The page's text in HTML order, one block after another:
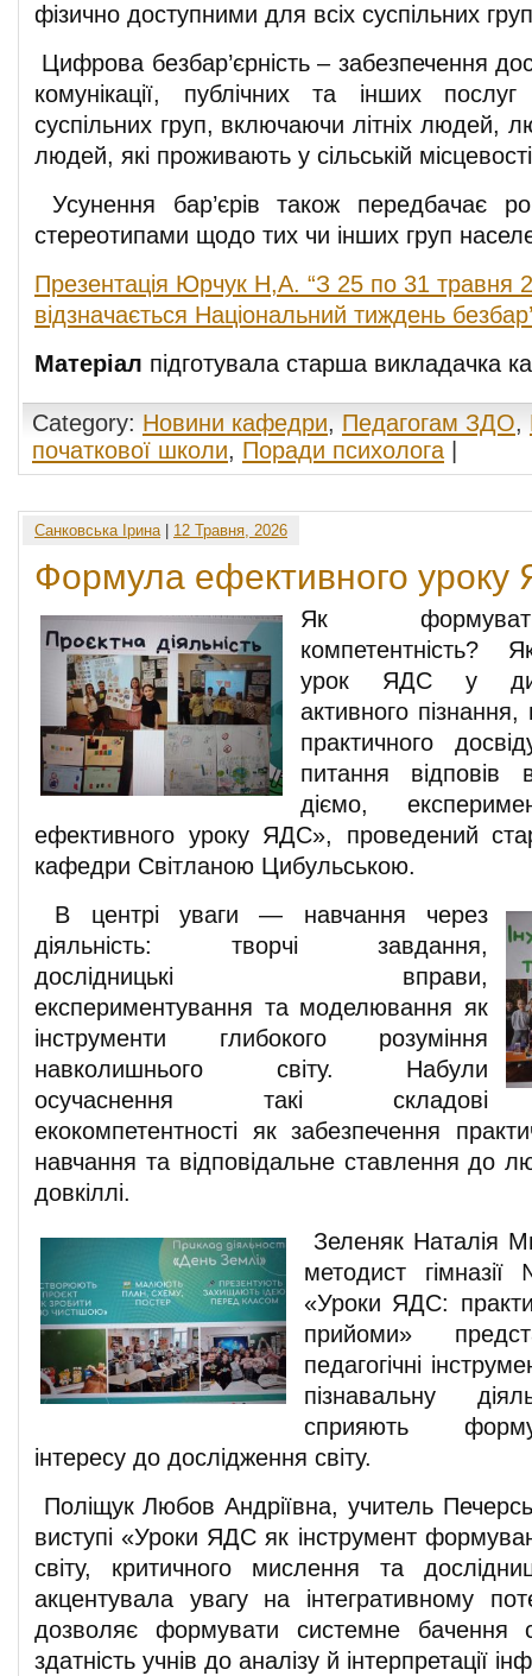
фізично доступними для всіх суспільних
Цифрова безбар’єрність – забезпечення
комунікації, публічних та інших
суспільних груп, включаючи літніх людей,
людей, які проживають у сільській
Усунення бар’єрів також передбачає
стереотипами щодо тих чи інших груп
Презентація Юрчук Н,А. “З 25 по 31 травня
відзначається Національний тиждень
Матеріал підготувала старша викладачка
Category: Новини кафедри, Педагогам ЗДО,
початкової школи, Поради психолога
Санковська Ірина| 12 Травня, 2026
Формула ефективного
Як
компетентність?
урок ЯДС у
активного пізнання,
практичного
питання відповів
діємо,
ефективного уроку ЯДС», проведений
кафедри Світланою Цибульською.
В центрі уваги — навчання через
діяльність: творчі завдання,
дослідницькі вправи,
експериментування та моделювання як
інструменти глибокого розуміння
навколишнього світу. Набули
осучаснення такі складові
екокомпетентності як забезпечення
навчання та відповідальне ставлення до
довкіллі.
Зеленяк Наталія
методист
«Уроки ЯДС:
прийоми»
педагогічні
пізнавальну
сприяють
інтересу до дослідження світу.
Поліщук Любов Андріївна, учитель
виступі «Уроки ЯДС як інструмент
світу, критичного мислення та
акцентувала увагу на інтегративному
дозволяє формувати системне бачення
здатність учнів до аналізу й інтерпретації